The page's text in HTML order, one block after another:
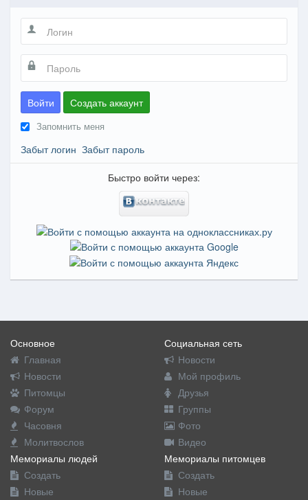
Войти Создать аккаунт
Запомнить меня
Забыт логин Забыт пароль
Быстро войти через:
Основное
Главная
Новости
Питомцы
Форум
Часовня
Молитвослов
Социальная сеть
Новости
Мой профиль
Друзья
Группы
Фото
Видео
Мемориалы людей
Создать
Новые
Мемориалы питомцев
Создать
Новые